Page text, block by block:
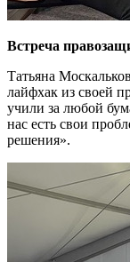
Встреча
Татьяна
лайфхак из своей
учили за любой
нас есть свои
решения».